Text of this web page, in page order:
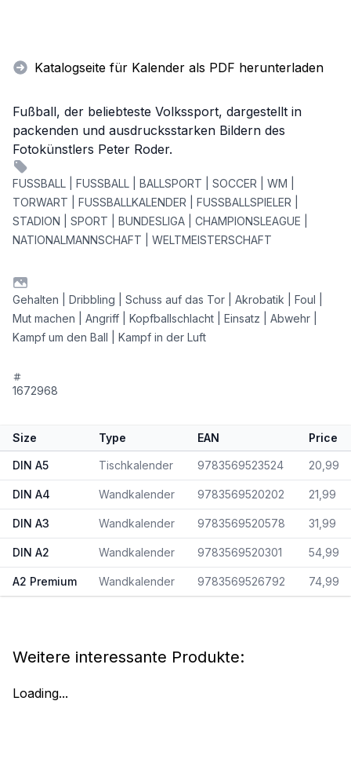
Katalogseite für Kalender als PDF herunterladen
Fußball, der beliebteste Volkssport, dargestellt in
packenden und ausdrucksstarken Bildern des
Fotokünstlers Peter Roder.
FUSSBALL | FUSSBALL | BALLSPORT | SOCCER | WM |
TORWART | FUSSBALLKALENDER | FUSSBALLSPIELER |
STADION | SPORT | BUNDESLIGA | CHAMPIONSLEAGUE |
NATIONALMANNSCHAFT | WELTMEISTERSCHAFT
Gehalten | Dribbling | Schuss auf das Tor | Akrobatik | Foul |
Mut machen | Angriff | Kopfballschlacht | Einsatz | Abwehr |
Kampf um den Ball | Kampf in der Luft
1672968
Size Type EAN Price
DIN A5 Tischkalender 9783569523524 20,99
DIN A4 Wandkalender 9783569520202 21,99
DIN A3 Wandkalender 9783569520578 31,99
DIN A2 Wandkalender 9783569520301 54,99
A2 Premium Wandkalender 9783569526792 74,99
Weitere interessante Produkte:
Loading...